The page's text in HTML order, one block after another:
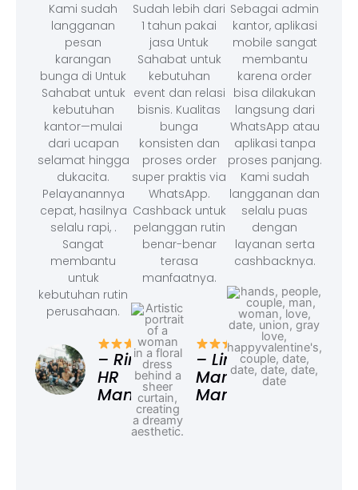
Kami sudah
langganan
pesan
karangan
bunga di Untuk
Sahabat untuk
kebutuhan
kantor—mulai
dari ucapan
selamat hingga
dukacita.
Pelayanannya
cepat, hasilnya
selalu rapi, .
Sangat
membantu
untuk
kebutuhan rutin
perusahaan.
– Rina,
HR
Manager
Sudah lebih dari
1 tahun pakai
jasa Untuk
Sahabat untuk
kebutuhan
event dan relasi
bisnis. Kualitas
bunga
konsisten dan
proses order
super praktis via
WhatsApp.
Cashback untuk
pelanggan rutin
benar-benar
terasa
manfaatnya.
– Linda,
Marketing
Manager
Sebagai admin
kantor, aplikasi
mobile sangat
membantu
karena order
bisa dilakukan
langsung dari
WhatsApp atau
aplikasi tanpa
proses panjang.
Kami sudah
langganan dan
selalu puas
dengan
layanan serta
cashbacknya.